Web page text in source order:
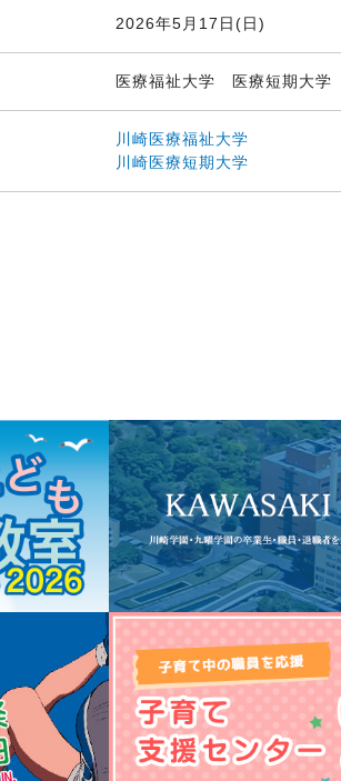
2026年5月17日(日)
医療福祉大学 医療短期大学
川崎医療福祉大学
川崎医療短期大学